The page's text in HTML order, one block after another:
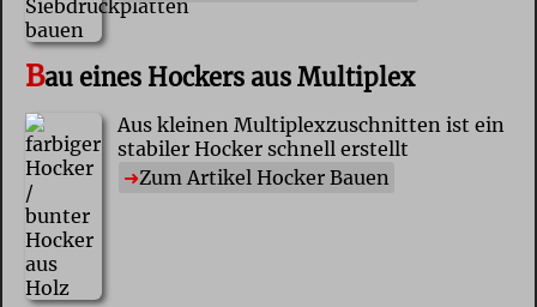
Bau eines Hockers aus Multiplex
Aus kleinen Multiplexzuschnitten ist ein
stabiler Hocker schnell erstellt
Zum Artikel Hocker Bauen